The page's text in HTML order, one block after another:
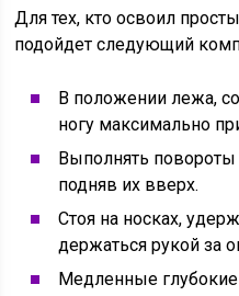
Для тех, кто освоил
подойдет следующий
В положении лежа,
ногу максимально
Выполнять повороты
подняв их вверх.
Стоя на носках,
держаться рукой за
Медленные глубокие